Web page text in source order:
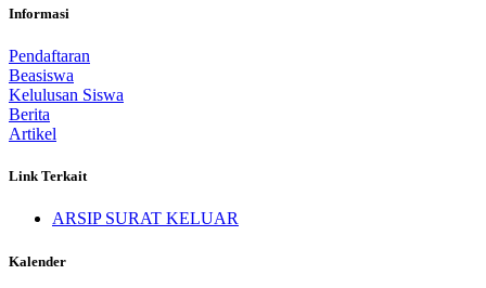
Informasi
Pendaftaran
Beasiswa
Kelulusan Siswa
Berita
Artikel
Link Terkait
ARSIP SURAT KELUAR
Kalender